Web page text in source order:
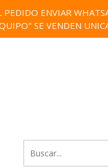
PEDIDO ENVIAR
SE VENDEN